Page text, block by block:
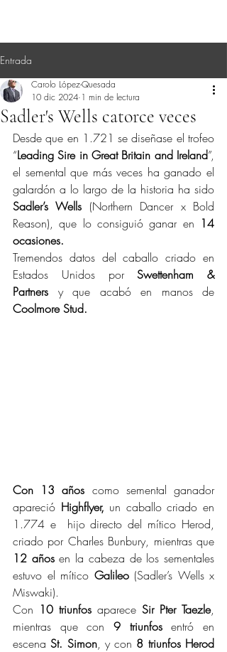
Entrada
Sadler's Wells catorce veces
Carolo López-Quesada
10 dic 2024 1 min de lectura
Desde que en 1.721 se diseñase el trofeo
“Leading Sire in Great Britain and Ireland”,
el semental que más veces ha ganado el
Sadler’s Wells (Northern Dancer x Bold
Reason), que lo consiguió ganar en 14
ocasiones.
Tremendos datos del caballo criado en
Estados Unidos por Swettenham &
Partners
Coolmore Stud.
Con 13 años como semental ganador
apareció Highflyer, un caballo criado en
1.774 e  hijo directo del mítico Herod,
12 años en la cabeza de los sementales
estuvo el mítico Galileo (Sadler’s Wells x
Miswaki).
Con 10 triunfos aparece Sir Pter Taezle,
mientras que con 9 triunfos entró en
escena St. Simon, y con 8 triunfos Herod